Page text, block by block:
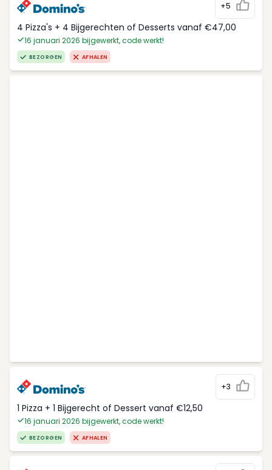
+5
4 Pizza's + 4 Bijgerechten of Desserts vanaf €47,00
16 januari 2026 bijgewerkt, code werkt!
BEZORGEN AFHALEN
+3
1 Pizza + 1 Bijgerecht of Dessert vanaf €12,50
16 januari 2026 bijgewerkt, code werkt!
BEZORGEN AFHALEN